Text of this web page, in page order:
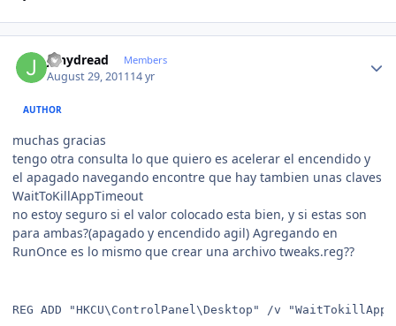
jonydread Members
August 29, 201114 yr
AUTHOR
muchas gracias
tengo otra consulta lo que quiero es acelerar el encendido y
el apagado navegando encontre que hay tambien unas claves
WaitToKillAppTimeout
no estoy seguro si el valor colocado esta bien, y si estas son
para ambas?(apagado y encendido agil) Agregando en
RunOnce es lo mismo que crear una archivo tweaks.reg??
REG ADD "HKCU\ControlPanel\Desktop" /v